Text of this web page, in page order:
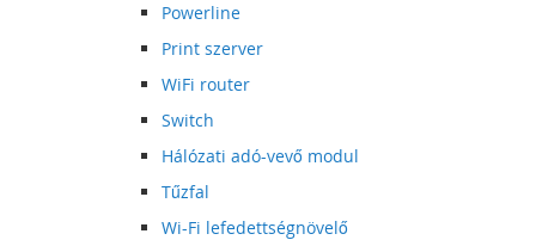
Powerline
Print szerver
WiFi router
Switch
Hálózati adó-vevő modul
Tűzfal
Wi-Fi lefedettségnövelő